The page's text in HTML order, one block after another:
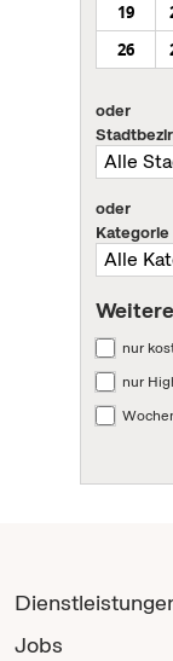
19
26
oder
oder
Kategorie
nur
nur
Jobs